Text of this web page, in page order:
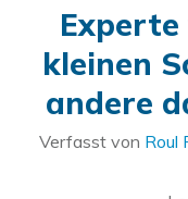
kleinen
andere
Verfasst von Roul